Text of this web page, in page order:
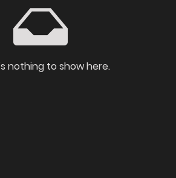
nothing to show here.